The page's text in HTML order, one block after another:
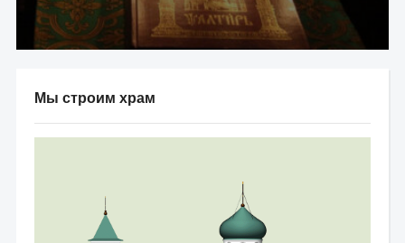
Мы строим храм